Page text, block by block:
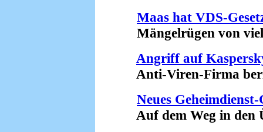
Maas hat VDS-
Mängelrügen von
Angriff auf
Anti-Viren-Firma
Neues
Auf dem Weg in den